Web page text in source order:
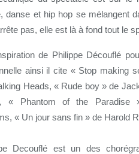
danse et hip hop se mélangent
pas, elle est là à fond tout le
de Philippe Découflé
ainsi il cite « Stop making
Heads, « Rude boy » de
« Phantom of the Paradise
« Un jour sans fin » de Harold
Decouflé est un des